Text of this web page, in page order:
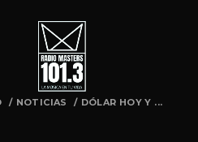
/ NOTICIAS / DÓLAR HOY Y ...